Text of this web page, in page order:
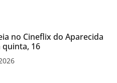
no Cineflix do Aparecida
quinta, 16